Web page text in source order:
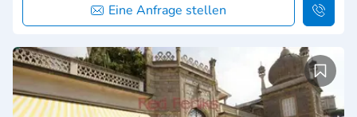
Eine Anfrage stellen